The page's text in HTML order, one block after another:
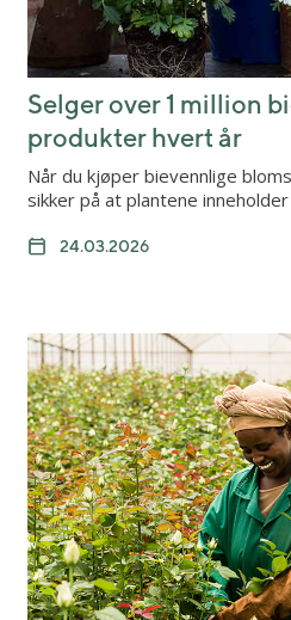
Selger over 1 million
produkter hvert år
Når du kjøper bievennlige
sikker på at plantene
24.03.2026